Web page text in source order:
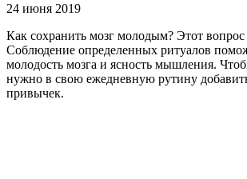
24 июня 2019
Как сохранить мозг молодым? Этот
Соблюдение определенных ритуалов
молодость мозга и ясность мышления.
нужно в свою ежедневную рутину
привычек.